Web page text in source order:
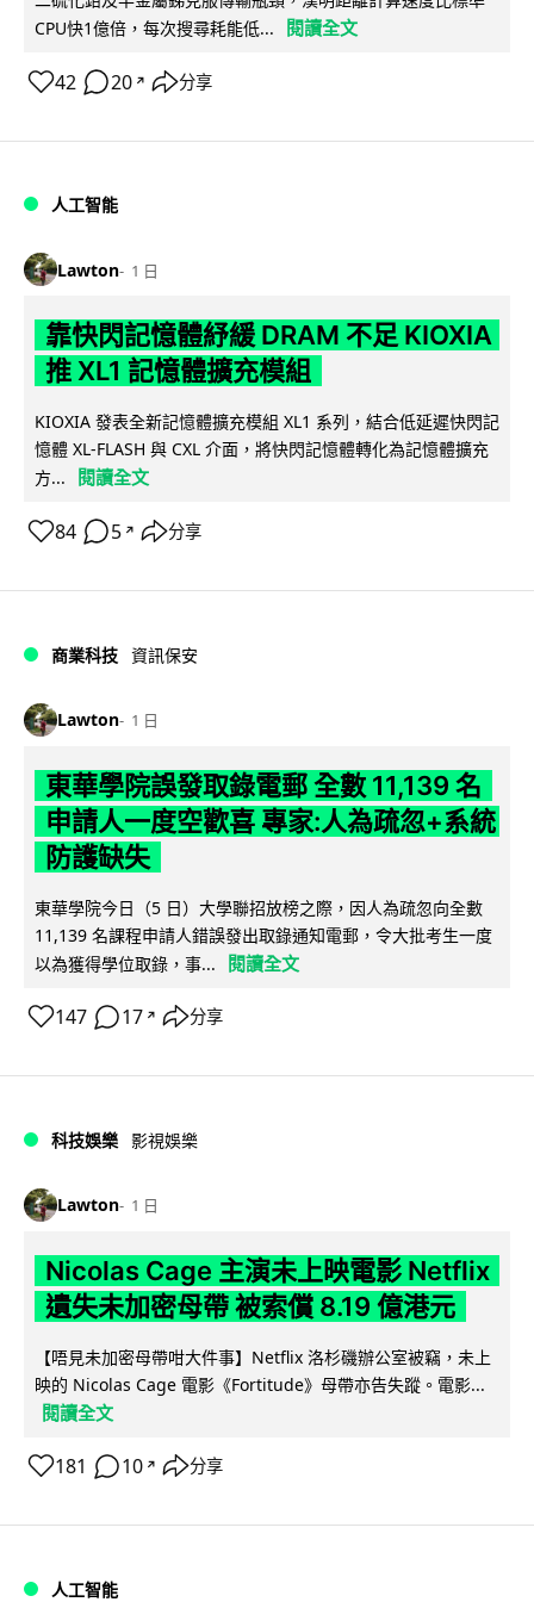
CPU快1億倍，每次搜尋耗能低...
閱讀全文
42 20 ↗ 分享
人工智能
Lawton 1 日
靠快閃記憶體紓緩 DRAM 不足 KIOXIA
推 XL1 記憶體擴充模組
KIOXIA 發表全新記憶體擴充模組 XL1 系列，結合低延遲快閃記
憶體 XL-FLASH 與 CXL 介面，將快閃記憶體轉化為記憶體擴充
方...
閱讀全文
84 5 ↗ 分享
商業科技 資訊保安
Lawton 1 日
東華學院誤發取錄電郵 全數 11,139 名
申請人一度空歡喜 專家:人為疏忽+系統
防護缺失
東華學院今日（5 日）大學聯招放榜之際，因人為疏忽向全數
11,139 名課程申請人錯誤發出取錄通知電郵，令大批考生一度
以為獲得學位取錄，事...
閱讀全文
147 17 ↗ 分享
科技娛樂 影視娛樂
Lawton 1 日
Nicolas Cage 主演未上映電影 Netflix
遺失未加密母帶 被索償 8.19 億港元
【唔見未加密母帶咁大件事】Netflix 洛杉磯辦公室被竊，未上
映的 Nicolas Cage 電影《Fortitude》母帶亦告失蹤。電影...
閱讀全文
181 10 ↗ 分享
人工智能